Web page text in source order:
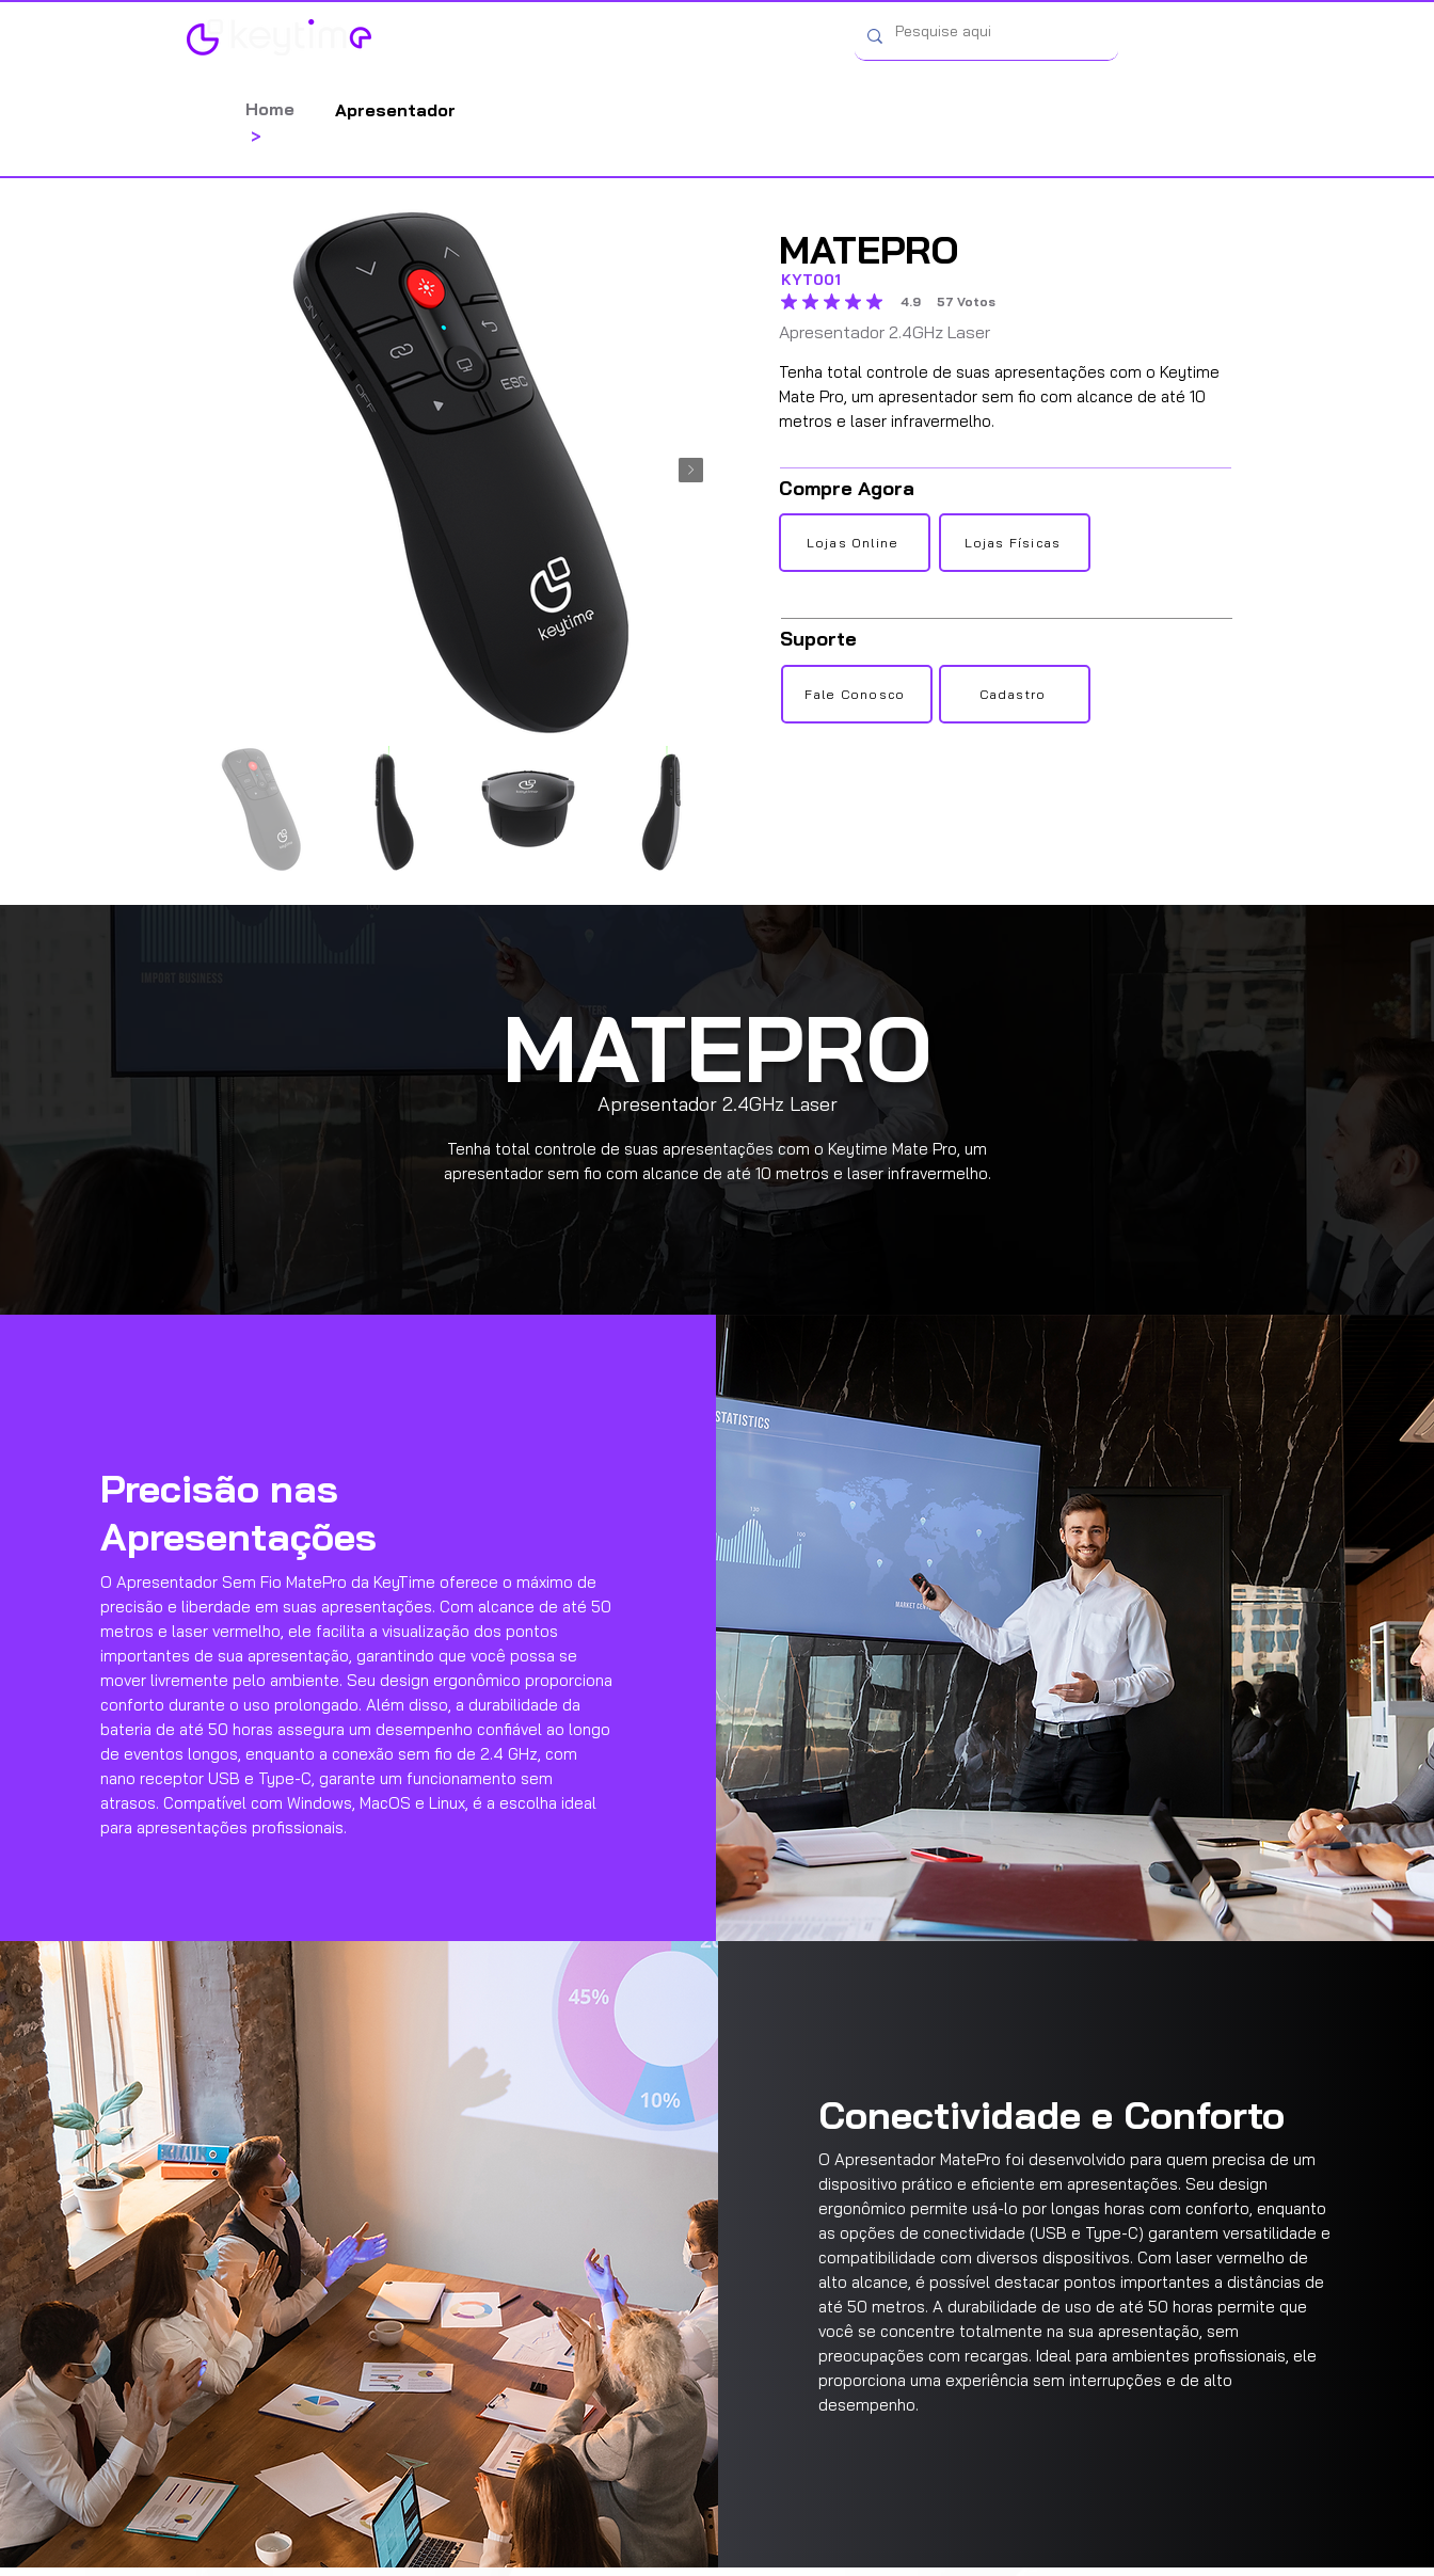
Home
>
Apresentador
MATEPRO
KYT001
4.9 57 Votos
classificação média é 4.9 de 5, com base em 57 votos, Votos
Apresentador 2.4GHz Laser
Tenha total controle de suas apresentações com o Keytime
Mate Pro, um apresentador sem fio com alcance de até 10
metros e laser infravermelho.
Compre Agora
Lojas Online Lojas Físicas
Suporte
Fale Conosco Cadastro
Tenha total controle de suas apresentações com o Keytime Mate Pro, um
apresentador sem fio com alcance de até 10 metros e laser infravermelho.
MATEPRO
Apresentador 2.4GHz Laser
Precisão nas
Apresentações
O Apresentador Sem Fio MatePro da KeyTime oferece o máximo de
precisão e liberdade em suas apresentações. Com alcance de até 50
metros e laser vermelho, ele facilita a visualização dos pontos
importantes de sua apresentação, garantindo que você possa se
mover livremente pelo ambiente. Seu design ergonômico proporciona
conforto durante o uso prolongado. Além disso, a durabilidade da
bateria de até 50 horas assegura um desempenho confiável ao longo
de eventos longos, enquanto a conexão sem fio de 2.4 GHz, com
nano receptor USB e Type-C, garante um funcionamento sem
atrasos. Compatível com Windows, MacOS e Linux, é a escolha ideal
para apresentações profissionais.
Conectividade e Conforto
O Apresentador MatePro foi desenvolvido para quem precisa de um
dispositivo prático e eficiente em apresentações. Seu design
ergonômico permite usá-lo por longas horas com conforto, enquanto
as opções de conectividade (USB e Type-C) garantem versatilidade e
compatibilidade com diversos dispositivos. Com laser vermelho de
alto alcance, é possível destacar pontos importantes a distâncias de
até 50 metros. A durabilidade de uso de até 50 horas permite que
você se concentre totalmente na sua apresentação, sem
preocupações com recargas. Ideal para ambientes profissionais, ele
proporciona uma experiência sem interrupções e de alto
desempenho.